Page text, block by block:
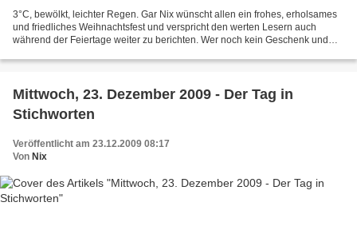
3°C, bewölkt, leichter Regen. Gar Nix wünscht allen ein frohes, erholsames
und friedliches Weihnachtsfest und verspricht den werten Lesern auch
während der Feiertage weiter zu berichten. Wer noch kein Geschenk und
Mittwoch, 23. Dezember 2009 - Der Tag in
Stichworten
Veröffentlicht am 23.12.2009 08:17
Von Nix